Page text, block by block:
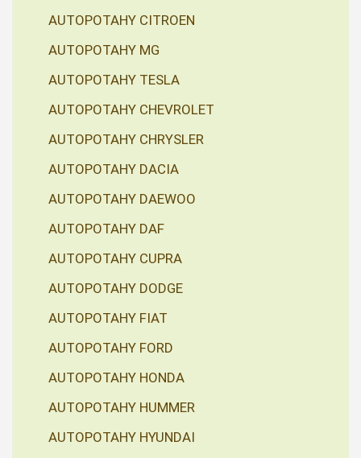
AUTOPOTAHY CITROEN
AUTOPOTAHY MG
AUTOPOTAHY TESLA
AUTOPOTAHY CHEVROLET
AUTOPOTAHY CHRYSLER
AUTOPOTAHY DACIA
AUTOPOTAHY DAEWOO
AUTOPOTAHY DAF
AUTOPOTAHY CUPRA
AUTOPOTAHY DODGE
AUTOPOTAHY FIAT
AUTOPOTAHY FORD
AUTOPOTAHY HONDA
AUTOPOTAHY HUMMER
AUTOPOTAHY HYUNDAI